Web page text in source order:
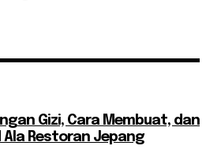
Gizi, Cara Membuat, dan
Ala Restoran Jepang